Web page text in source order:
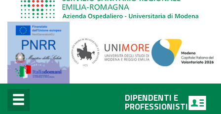
DIPENDENTI E
PROFESSIONISTI